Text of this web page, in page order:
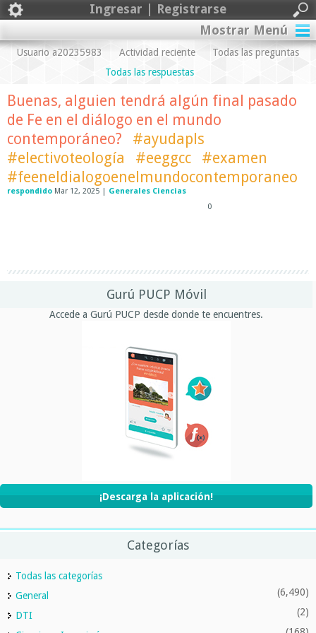
Ingresar | Registrarse
Mostrar Menú
Usuario a20235983 Actividad reciente
Todas las preguntas
Todas las respuestas
Buenas, alguien tendrá algún final pasado
de Fe en el diálogo en el mundo
contemporáneo?
#ayudapls
#electivoteología
#eeggcc
#examen
#feeneldialogoenelmundocontemporaneo
respondido Mar 12, 2025 | Generales Ciencias
0
Gurú PUCP Móvil
Accede a Gurú PUCP desde donde te encuentres.
¡Descarga la aplicación!
Categorías
Todas las categorías
General
(6,490)
DTI (2)